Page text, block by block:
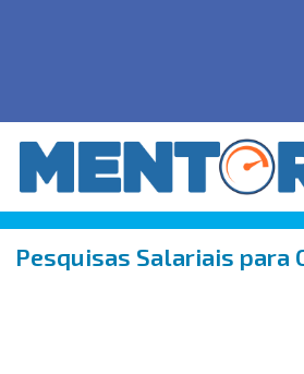
Pesquisas Salariais para